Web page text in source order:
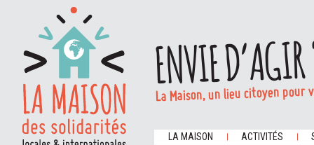
ENVIE
La Maison, un lieu citoyen
LA MAISON ACTIVITÉS